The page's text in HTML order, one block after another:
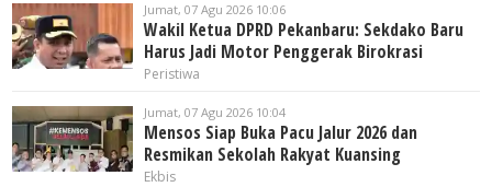
Jumat, 07 Agu 2026 10:06
Wakil Ketua DPRD Pekanbaru: Sekdako Baru
Harus Jadi Motor Penggerak Birokrasi
Peristiwa
Jumat, 07 Agu 2026 10:04
Mensos Siap Buka Pacu Jalur 2026 dan
Resmikan Sekolah Rakyat Kuansing
Ekbis